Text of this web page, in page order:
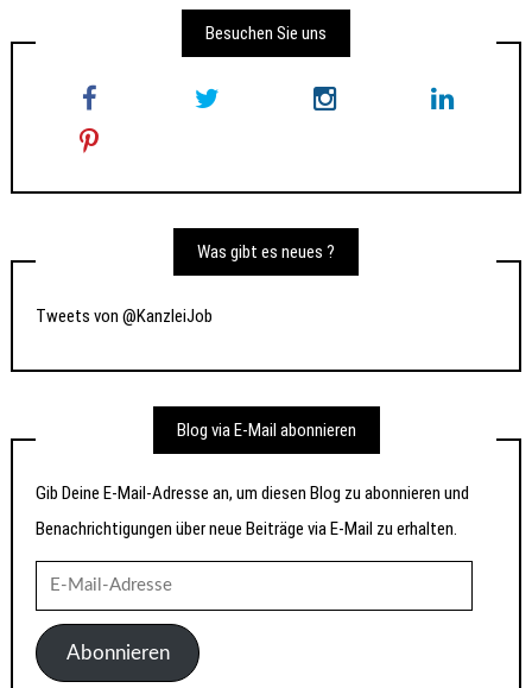
Besuchen Sie uns
Was gibt es neues ?
Tweets von @KanzleiJob
Blog via E-Mail abonnieren
Gib Deine E-Mail-Adresse an, um diesen Blog zu abonnieren und
Benachrichtigungen über neue Beiträge via E-Mail zu erhalten.
Mail-
AdresseAbonnieren